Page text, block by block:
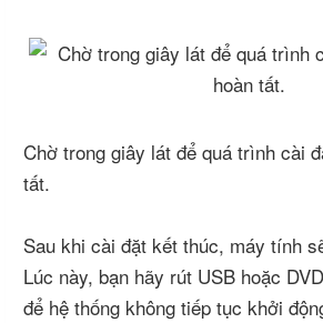
Chờ trong giây lát để quá trình cài
tất.
Sau khi cài đặt kết thúc, máy tính
Lúc này, bạn hãy rút USB hoặc
để hệ thống không tiếp tục khởi